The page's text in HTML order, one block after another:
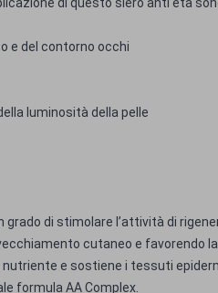
e del contorno occhi
luminosità della pelle
di stimolare l’attività di
cutaneo e favorendo
e sostiene i tessuti
formula AA Complex.